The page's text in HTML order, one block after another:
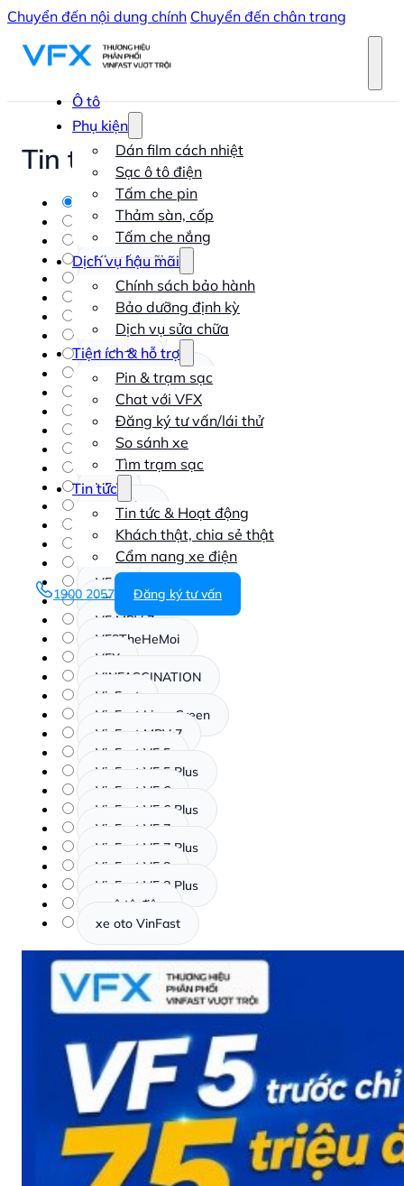
Chuyển đến nội dung chính Chuyển đến chân trang
Ô tô
Phụ kiện
Dán film cách nhiệt
Sạc ô tô điện
Tấm che pin
Thảm sàn, cốp
Tấm che nắng
Dịch vụ hậu mãi
Chính sách bảo hành
Bảo dưỡng định kỳ
Dịch vụ sửa chữa
Tiện ích & hỗ trợ
Pin & trạm sạc
Chat với VFX
Đăng ký tư vấn/lái thử
So sánh xe
Tìm trạm sạc
Tin tức
Tin tức & Hoạt động
Khách thật, chia sẻ thật
Cẩm nang xe điện
1900 2057 Đăng ký tư vấn
Tin tức & Cộng đồng
Tất cả
EC Van
Herio Green
Khuyến mãi
Limo Green
Minio Green
Nerio Green
Ô tô điện
ô tô điện
Ô tô điện VinFast
ôtô điện
oto điện
Showroom VinFast VFX
VF 2
VF 3
VF 5
VF 5 Plus
VF 6
VF 6 Plus
VF 7
VF 8
VF 9
VF MPV 7
VF8TheHeMoi
VFX
VINFASCINATION
VinFast
VinFast Limo Green
VinFast MPV 7
VinFast VF 5
VinFast VF 5 Plus
VinFast VF 6
VinFast VF 6 Plus
VinFast VF 7
VinFast VF 7 Plus
VinFast VF 8
VinFast VF 8 Plus
xe ô tô điện
xe oto VinFast